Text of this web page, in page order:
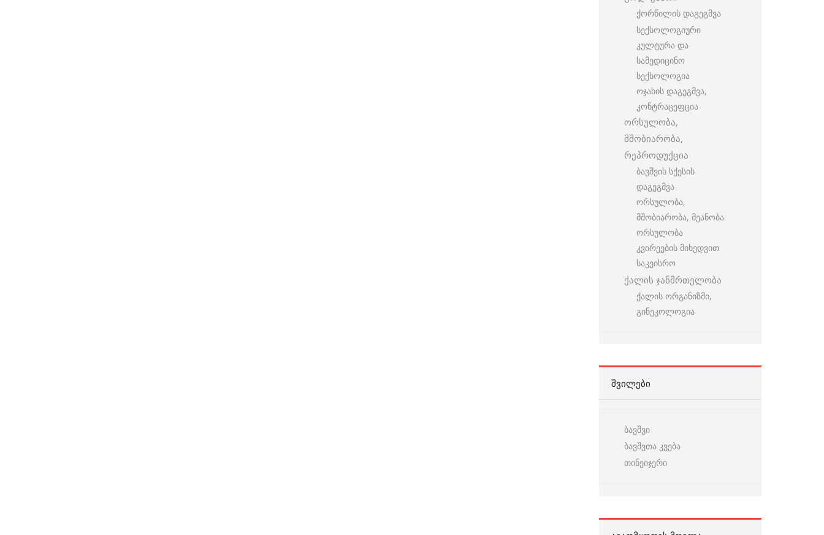
ქორწილის დაგეგმვა
სექსოლოგიური
კულტურა და
სამედიცინო
სექსოლოგია
ოჯახის დაგეგმვა,
კონტრაცეფცია
ორსულობა,
მშობიარობა,
რეპროდუქცია
ბავშვის სქესის
დაგეგმვა
ორსულობა,
მშობიარობა, მეანობა
ორსულობა
კვირეების მიხედვით
საკეისრო
ქალის ჯანმრთელობა
ქალის ორგანიზმი,
გინეკოლოგია
ᲨᲕᲘᲚᲔᲑᲘ
ბავშვი
ბავშვთა კვება
თინეიჯერი